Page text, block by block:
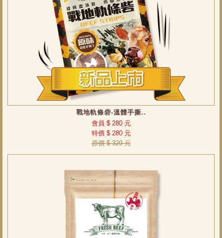
戰地軌條砦-溫體手撕..
會員 $ 280 元
特價 $ 280 元
原價 $ 320 元